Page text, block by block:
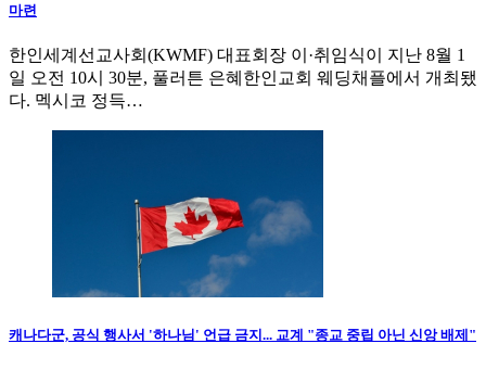
마련
한인세계선교사회(KWMF) 대표회장 이·취임식이 지난 8월 1
일 오전 10시 30분, 풀러튼 은혜한인교회 웨딩채플에서 개최됐
다. 멕시코 정득…
캐나다군, 공식 행사서 '하나님' 언급 금지... 교계 "종교 중립 아닌 신앙 배제"